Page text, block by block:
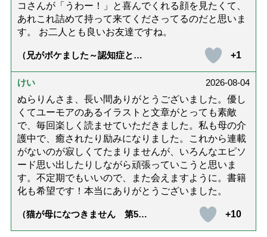
コさんが「うわー！」と喜んでくれる顔を見たくて、
あれこれ詰めて持って来てくださってるのだと思いま
す。 お二人とも良いお友達ですね。
（兄がボケました～認知症と介
達』が届きました」）
+1
けい
2026-08-04
ぬらりんさま、長い間ありがとうございました。優し
くてユーモアのあるイラストと文章がとっても素敵
で、毎回楽しく読ませていただきました。私も母の介
護中で、癒されたり励みになりました。これから連載
がないのが寂しくてたまりませんが、いろんなエピソ
ード思い出したりしながら頑張っていこうと思いま
す。不定期でもいいので、また会えますように。書籍
化も希望です！本当にありがとうございました。
（猫が母になつきません 第500
+10